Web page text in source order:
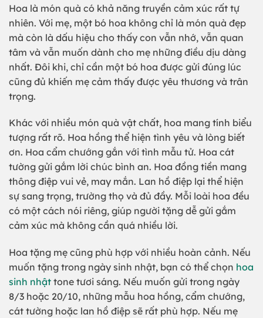
Hoa là món quà có khả năng truyền cảm xúc rất tự
nhiên. Với mẹ, một bó hoa không chỉ là món quà đẹp
mà còn là dấu hiệu cho thấy con vẫn nhớ, vẫn quan
tâm và vẫn muốn dành cho mẹ những điều dịu dàng
nhất. Đôi khi, chỉ cần một bó hoa được gửi đúng lúc
cũng đủ khiến mẹ cảm thấy được yêu thương và trân
trọng.
Khác với nhiều món quà vật chất, hoa mang tính biểu
tượng rất rõ. Hoa hồng thể hiện tình yêu và lòng biết
ơn. Hoa cẩm chướng gắn với tình mẫu tử. Hoa cát
tường gửi gắm lời chúc bình an. Hoa đồng tiền mang
thông điệp vui vẻ, may mắn. Lan hồ điệp lại thể hiện
sự sang trọng, trường thọ và đủ đầy. Mỗi loài hoa đều
có một cách nói riêng, giúp người tặng dễ gửi gắm
cảm xúc mà không cần quá nhiều lời.
Hoa tặng mẹ cũng phù hợp với nhiều hoàn cảnh. Nếu
muốn tặng trong ngày sinh nhật, bạn có thể chọn hoa
sinh nhật tone tươi sáng. Nếu muốn gửi trong ngày
8/3 hoặc 20/10, những mẫu hoa hồng, cẩm chướng,
cát tường hoặc lan hồ điệp sẽ rất phù hợp. Nếu mẹ